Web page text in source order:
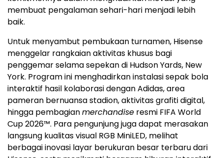
membuat pengalaman sehari-hari menjadi lebih
baik.
Untuk menyambut pembukaan turnamen, Hisense
menggelar rangkaian aktivitas khusus bagi
penggemar selama sepekan di Hudson Yards, New
York. Program ini menghadirkan instalasi sepak bola
interaktif hasil kolaborasi dengan Adidas, area
pameran bernuansa stadion, aktivitas grafiti digital,
hingga pembagianmerchandise resmi FIFA World
Cup 2026™. Para pengunjung juga dapat merasakan
langsung kualitas visual RGB MiniLED, melihat
berbagai inovasi layar berukuran besar terbaru dari